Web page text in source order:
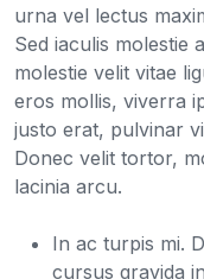
urna vel lectus
Sed iaculis molestie
molestie velit vitae
eros mollis, viverra
justo erat, pulvinar
Donec velit tortor,
lacinia arcu.
In ac turpis mi.
cursus gravida